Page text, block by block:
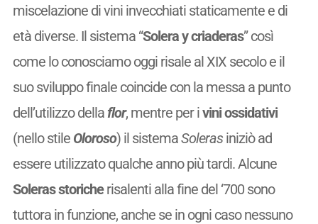
miscelazione di vini invecchiati staticamente e di
età diverse. Il sistema “Solera y criaderas” così
come lo conosciamo oggi risale al XIX secolo e il
suo sviluppo finale coincide con la messa a punto
dell’utilizzo dellaflor, mentre per ivini ossidativi
(nello stile Oloroso) il sistemaSolerasiniziò ad
essere utilizzato qualche anno più tardi. Alcune
Soleras storicherisalenti alla fine del ‘700 sono
tuttora in funzione, anche se in ogni caso nessuno